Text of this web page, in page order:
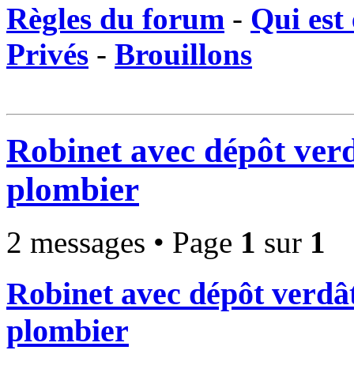
Règles du forum - Qui est
Privés - Brouillons
Robinet avec dépôt
plombier
2 messages • Page 1 sur 1
Robinet avec dépôt
plombier